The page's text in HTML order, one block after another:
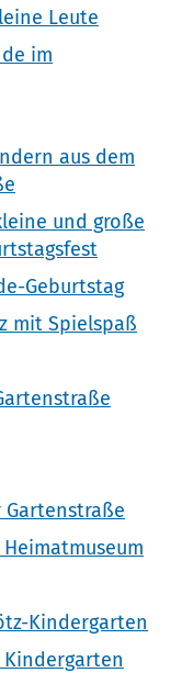
Leute
im
aus dem
und große
Geburtstag
mit Spielspaß
Kindergarten